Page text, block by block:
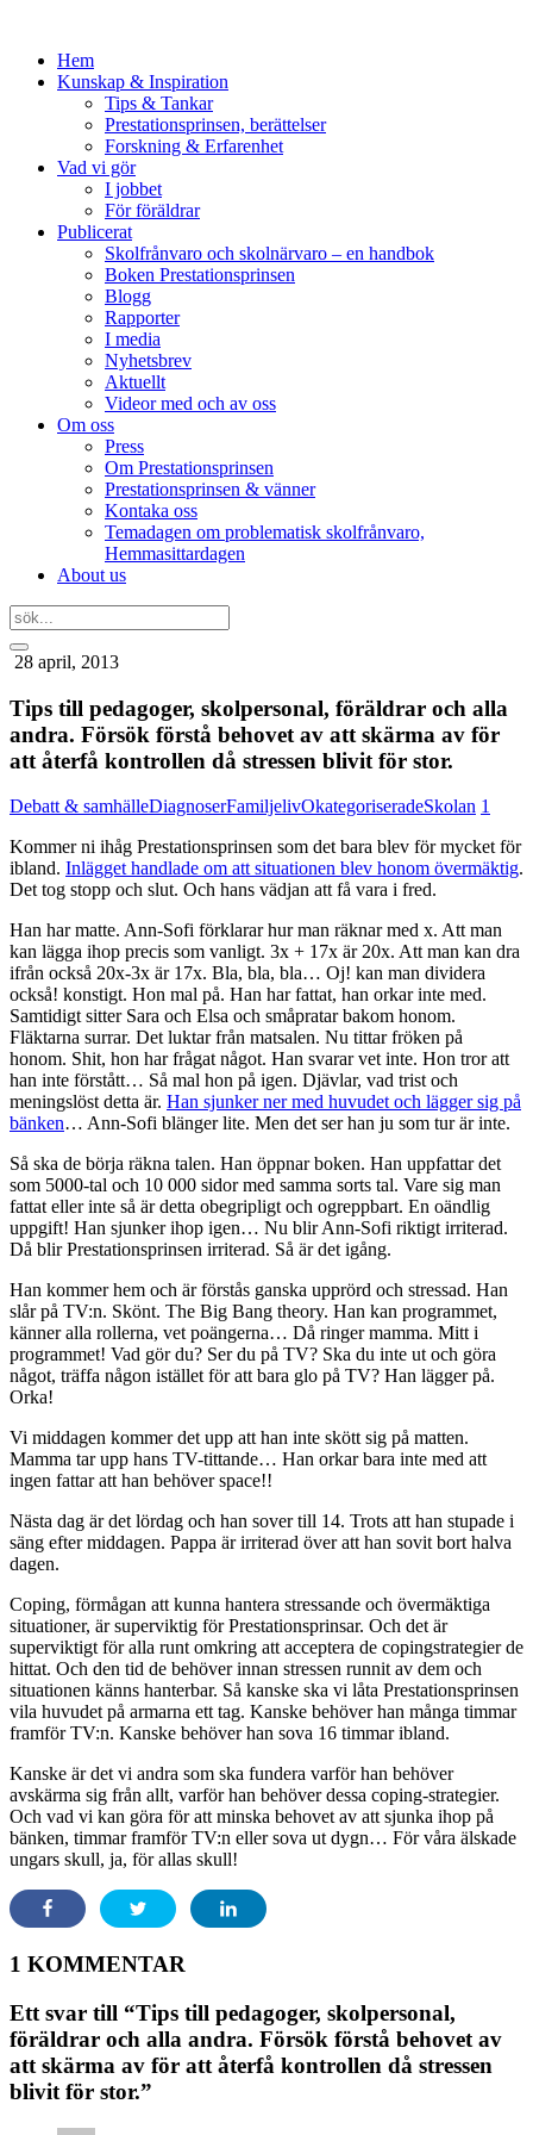
Hem
Kunskap & Inspiration
Tips & Tankar
Prestationsprinsen, berättelser
Forskning & Erfarenhet
Vad vi gör
I jobbet
För föräldrar
Publicerat
Skolfrånvaro och skolnärvaro – en handbok
Boken Prestationsprinsen
Blogg
Rapporter
I media
Nyhetsbrev
Aktuellt
Videor med och av oss
Om oss
Press
Om Prestationsprinsen
Prestationsprinsen & vänner
Kontaka oss
Temadagen om problematisk skolfrånvaro,
Hemmasittardagen
About us
28 april, 2013
Tips till pedagoger, skolpersonal, föräldrar och alla
andra. Försök förstå behovet av att skärma av för
att återfå kontrollen då stressen blivit för stor.
Debatt & samhälleDiagnoserFamiljelivOkategoriseradeSkolan 1
Kommer ni ihåg Prestationsprinsen som det bara blev för mycket för
ibland. Inlägget handlade om att situationen blev honom övermäktig.
Det tog stopp och slut. Och hans vädjan att få vara i fred.
Han har matte. Ann-Sofi förklarar hur man räknar med x. Att man
kan lägga ihop precis som vanligt. 3x + 17x är 20x. Att man kan dra
ifrån också 20x-3x är 17x. Bla, bla, bla… Oj! kan man dividera
också! konstigt. Hon mal på. Han har fattat, han orkar inte med.
Samtidigt sitter Sara och Elsa och småpratar bakom honom.
Fläktarna surrar. Det luktar från matsalen. Nu tittar fröken på
honom. Shit, hon har frågat något. Han svarar vet inte. Hon tror att
han inte förstått… Så mal hon på igen. Djävlar, vad trist och
meningslöst detta är. Han sjunker ner med huvudet och lägger sig på
bänken… Ann-Sofi blänger lite. Men det ser han ju som tur är inte.
Så ska de börja räkna talen. Han öppnar boken. Han uppfattar det
som 5000-tal och 10 000 sidor med samma sorts tal. Vare sig man
fattat eller inte så är detta obegripligt och ogreppbart. En oändlig
uppgift! Han sjunker ihop igen… Nu blir Ann-Sofi riktigt irriterad.
Då blir Prestationsprinsen irriterad. Så är det igång.
Han kommer hem och är förstås ganska upprörd och stressad. Han
slår på TV:n. Skönt. The Big Bang theory. Han kan programmet,
känner alla rollerna, vet poängerna… Då ringer mamma. Mitt i
programmet! Vad gör du? Ser du på TV? Ska du inte ut och göra
något, träffa någon istället för att bara glo på TV? Han lägger på.
Orka!
Vi middagen kommer det upp att han inte skött sig på matten.
Mamma tar upp hans TV-tittande… Han orkar bara inte med att
ingen fattar att han behöver space!!
Nästa dag är det lördag och han sover till 14. Trots att han stupade i
säng efter middagen. Pappa är irriterad över att han sovit bort halva
dagen.
Coping, förmågan att kunna hantera stressande och övermäktiga
situationer, är superviktig för Prestationsprinsar. Och det är
superviktigt för alla runt omkring att acceptera de copingstrategier de
hittat. Och den tid de behöver innan stressen runnit av dem och
situationen känns hanterbar. Så kanske ska vi låta Prestationsprinsen
vila huvudet på armarna ett tag. Kanske behöver han många timmar
framför TV:n. Kanske behöver han sova 16 timmar ibland.
Kanske är det vi andra som ska fundera varför han behöver
avskärma sig från allt, varför han behöver dessa coping-strategier.
Och vad vi kan göra för att minska behovet av att sjunka ihop på
bänken, timmar framför TV:n eller sova ut dygn… För våra älskade
ungars skull, ja, för allas skull!
1 KOMMENTAR
Ett svar till “Tips till pedagoger, skolpersonal,
föräldrar och alla andra. Försök förstå behovet av
att skärma av för att återfå kontrollen då stressen
blivit för stor.”